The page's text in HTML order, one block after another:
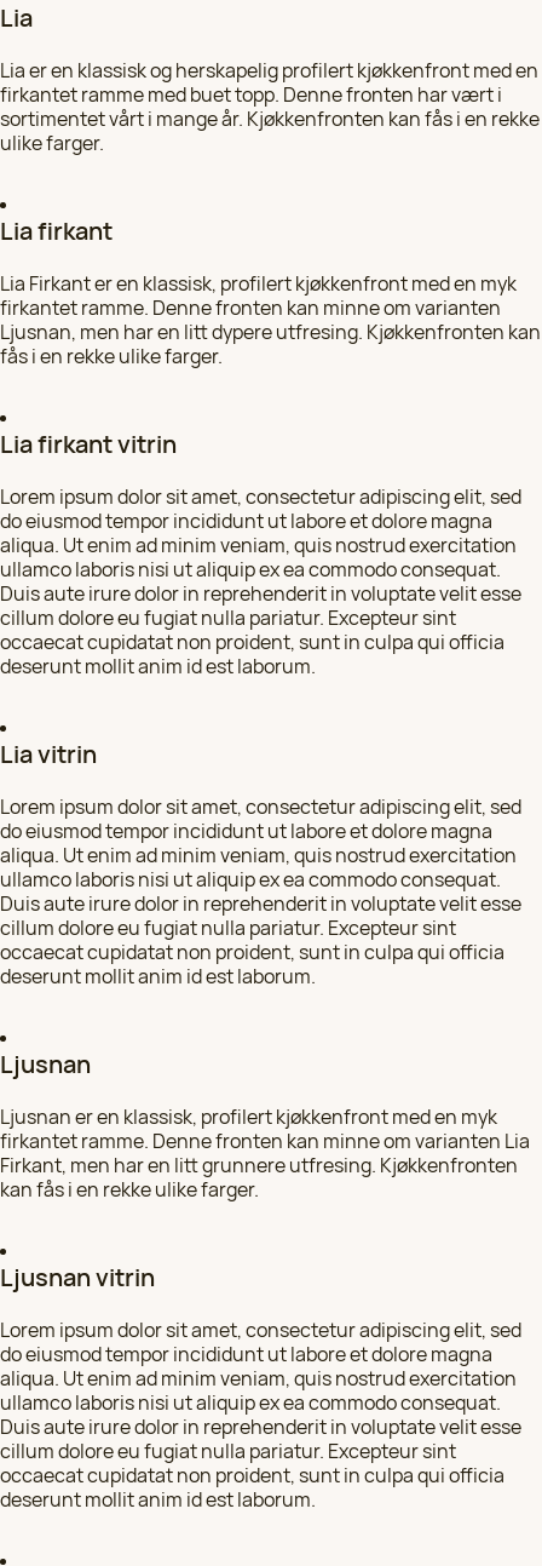
HK Kjøkkenfornying i Oslo
924 25 118
Velg
Lia
Lia er en klassisk og herskapelig profilert kjøkkenfront med en
firkantet ramme med buet topp. Denne fronten har vært i
sortimentet vårt i mange år. Kjøkkenfronten kan fås i en rekke
ulike farger.
Lia firkant
Lia Firkant er en klassisk, profilert kjøkkenfront med en myk
firkantet ramme. Denne fronten kan minne om varianten
Ljusnan, men har en litt dypere utfresing. Kjøkkenfronten kan
fås i en rekke ulike farger.
Lia firkant vitrin
Lorem ipsum dolor sit amet, consectetur adipiscing elit, sed
do eiusmod tempor incididunt ut labore et dolore magna
aliqua. Ut enim ad minim veniam, quis nostrud exercitation
ullamco laboris nisi ut aliquip ex ea commodo consequat.
Duis aute irure dolor in reprehenderit in voluptate velit esse
cillum dolore eu fugiat nulla pariatur. Excepteur sint
occaecat cupidatat non proident, sunt in culpa qui officia
deserunt mollit anim id est laborum.
Lia vitrin
Lorem ipsum dolor sit amet, consectetur adipiscing elit, sed
do eiusmod tempor incididunt ut labore et dolore magna
aliqua. Ut enim ad minim veniam, quis nostrud exercitation
ullamco laboris nisi ut aliquip ex ea commodo consequat.
Duis aute irure dolor in reprehenderit in voluptate velit esse
cillum dolore eu fugiat nulla pariatur. Excepteur sint
occaecat cupidatat non proident, sunt in culpa qui officia
deserunt mollit anim id est laborum.
Ljusnan
Ljusnan er en klassisk, profilert kjøkkenfront med en myk
firkantet ramme. Denne fronten kan minne om varianten Lia
Firkant, men har en litt grunnere utfresing. Kjøkkenfronten
kan fås i en rekke ulike farger.
Ljusnan vitrin
Lorem ipsum dolor sit amet, consectetur adipiscing elit, sed
do eiusmod tempor incididunt ut labore et dolore magna
aliqua. Ut enim ad minim veniam, quis nostrud exercitation
ullamco laboris nisi ut aliquip ex ea commodo consequat.
Duis aute irure dolor in reprehenderit in voluptate velit esse
cillum dolore eu fugiat nulla pariatur. Excepteur sint
occaecat cupidatat non proident, sunt in culpa qui officia
deserunt mollit anim id est laborum.